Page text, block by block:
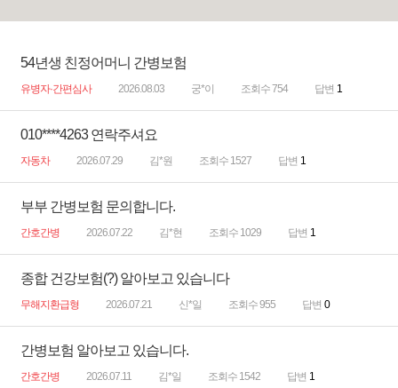
54년생 친정어머니 간병보험
유병자·간편심사 2026.08.03 궁*이 조회수 754 답변 1
010****4263 연락주셔요
자동차 2026.07.29 김*원 조회수 1527 답변 1
부부 간병보험 문의합니다.
간호간병 2026.07.22 김*현 조회수 1029 답변 1
종합 건강보험(?) 알아보고 있습니다
무해지환급형 2026.07.21 신*일 조회수 955 답변 0
간병보험 알아보고 있습니다.
간호간병 2026.07.11 김*일 조회수 1542 답변 1